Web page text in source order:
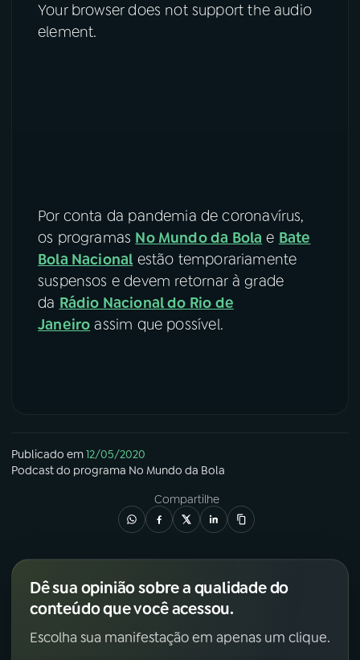
Your browser does not support the audio
element.
Por conta da pandemia de coronavírus,
os programas No Mundo da Bola e Bate
Bola Nacional estão temporariamente
suspensos e devem retornar à grade
da Rádio Nacional do Rio de
Janeiro assim que possível.
Publicado em12/05/2020
Podcastdo programa No Mundo da Bola
Compartilhe
Dê sua opinião sobre a qualidade do
conteúdo que você acessou.
Escolha sua manifestação em apenas um clique.